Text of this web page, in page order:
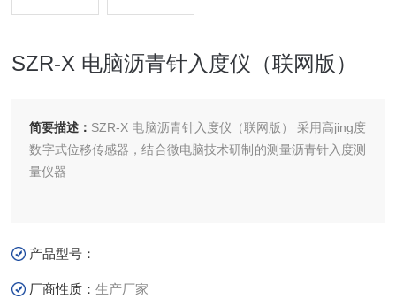
SZR-X 电脑沥青针入度仪（联网版）
简要描述： SZR-X 电脑沥青针入度仪（联网版） 采用高jing度
数字式位移传感器，结合微电脑技术研制的测量沥青针入度测
量仪器
产品型号：
厂商性质：生产厂家